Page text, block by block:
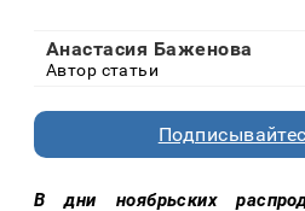
Анастасия Баженова
Автор статьи
В дни ноябрьских